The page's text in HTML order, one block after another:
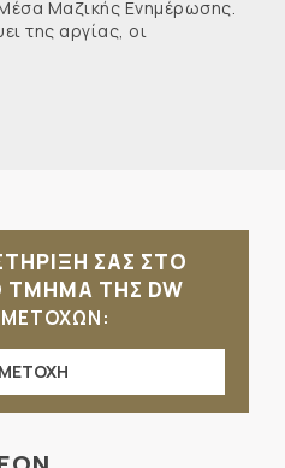
Μαζικής Ενημέρωσης.
της αργίας, οι
ΣΑΣ ΣΤΟ
ΤΗΣ DW